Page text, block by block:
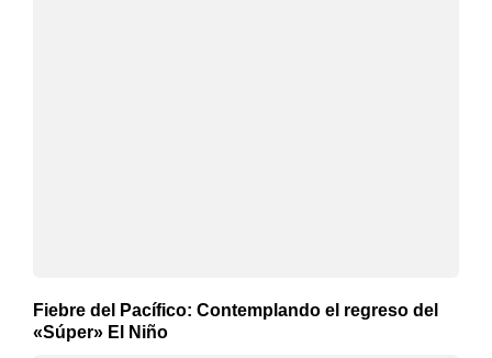
Fiebre del Pacífico: Contemplando el regreso del
«Súper» El Niño